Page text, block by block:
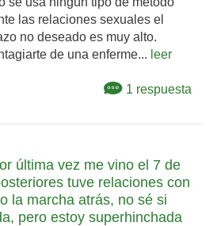
las relaciones sexuales el
no deseado es muy alto.
de una enferme... leer
1 respuesta
última vez me vino el 7 de
tuve relaciones con
la marcha atrás, no sé si
pero estoy superhinchada